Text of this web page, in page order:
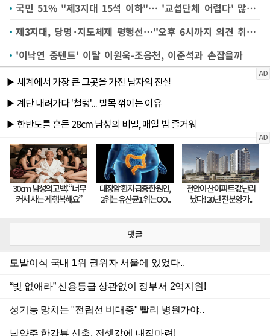
국민 51% "제3지대 15석 이하"… '교섭단체 어렵다' 많아[엠브레인퍼블릭]
제3지대, 당명·지도체제 평행선…"오후 6시까지 의견 취합"
'이낙연 중텐트' 이탈 이원욱-조응천, 이준석과 손잡을까
댓글